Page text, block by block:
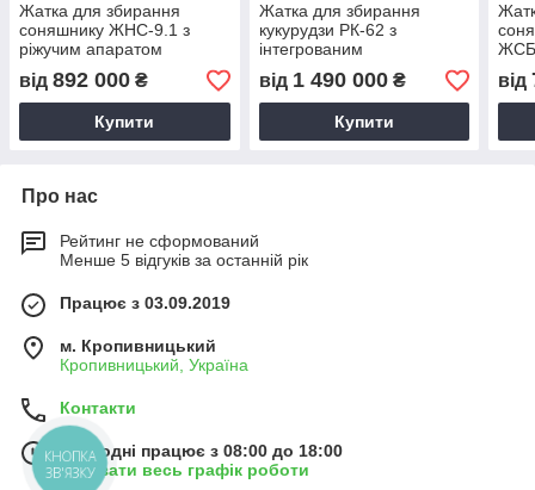
Жатка для збирання
соняшнику ЖНС-9.1 з
ріжучим апаратом
Шумахер
від 892 000 ₴
Купити
Жатка для збирання
кукурудзи РК-62 з
інтегрованим
подрібнювачем
від 1 490 000₴
Купити
від
Про нас
Рейтинг не сформований
Менше 5 відгуків за останній рік
Працює з 03.09.2019
м. Кропивницький
Кропивницький, Україна
Контакти
Сьогодні працює з 08:00 до 18:00
Показати весь графік роботи
КНОПКА
ЗВ'ЯЗКУ